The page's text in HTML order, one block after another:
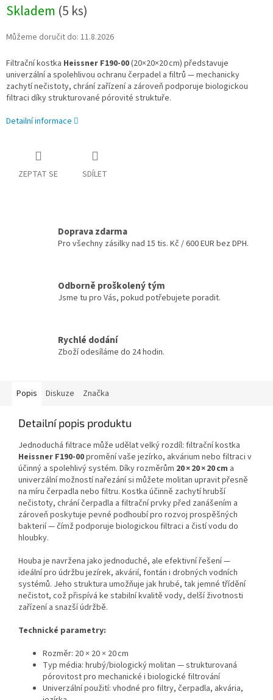
Skladem (5 ks)
Můžeme doručit do: 11.8.2026
Filtrační kostka Heissner F190‑00(20×20×20 cm) představuje
univerzální a spolehlivou ochranu čerpadel a filtrů — mechanicky
zachytí nečistoty, chrání zařízení a zároveň podporuje biologickou
filtraci díky strukturované pórovité struktuře.
Detailní informace
ZEPTAT SE SDÍLET
Doprava zdarma
Pro všechny zásilky nad 15 tis. Kč / 600 EUR bez DPH.
Odborně proškolený tým
Jsme tu pro Vás, pokud potřebujete poradit.
Rychlé dodání
Zboží odesíláme do 24 hodin.
Popis Diskuze Značka
Detailní popis produktu
Jednoduchá filtrace může udělat velký rozdíl: filtrační kostka
Heissner F190‑00promění vaše jezírko, akvárium nebo filtraci v
účinný a spolehlivý systém. Díky rozměrům 20 × 20 × 20 cm a
univerzální možností nařezání si můžete molitan upravit přesně
na míru čerpadla nebo filtru. Kostka účinně zachytí hrubší
nečistoty, chrání čerpadla a filtrační prvky před zanášením a
zároveň poskytuje pevné podhoubí pro rozvoj prospěšných
bakterií — čímž podporuje biologickou filtraci a čistí vodu do
hloubky.
Houba je navržena jako jednoduché, ale efektivní řešení —
ideální pro údržbu jezírek, akvárií, fontán i drobných vodních
systémů. Jeho struktura umožňuje jak hrubé, tak jemné třídění
nečistot, což přispívá ke stabilní kvalitě vody, delší životnosti
zařízení a snazší údržbě.
Technické parametry:
Rozměr: 20 × 20 × 20 cm
Typ média: hrubý/biologický molitan — strukturovaná
pórovitost pro mechanické i biologické filtrování
Univerzální použití: vhodné pro filtry, čerpadla, akvária,